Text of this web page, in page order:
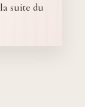
suite du